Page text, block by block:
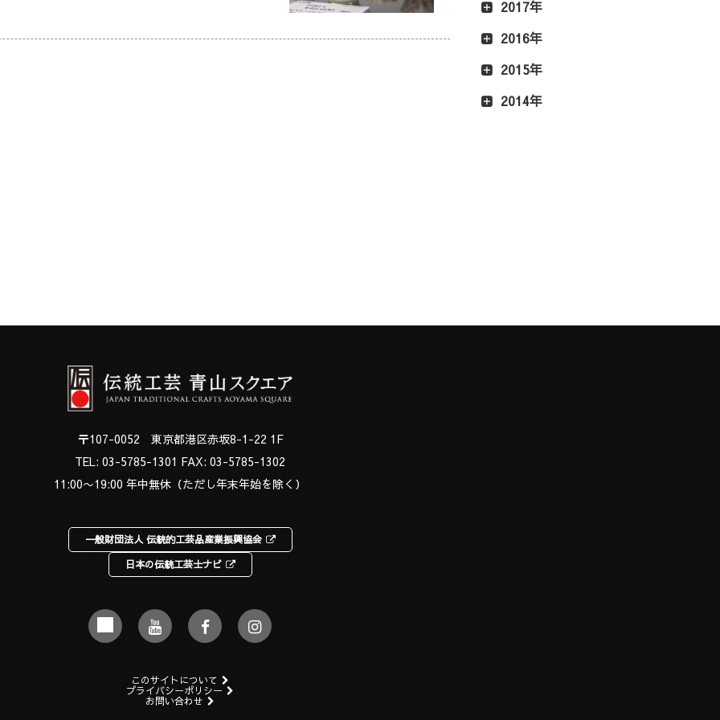
2017年
2016年
2015年
2014年
〒107-0052 東京都港区赤坂8-1-22 1F
TEL: 03-5785-1301 FAX: 03-5785-1302
11:00〜19:00 年中無休（ただし年末年始を除く）
一般財団法人 伝統的工芸品産業振興協会
日本の伝統工芸士ナビ
このサイトについて
プライバシーポリシー
お問い合わせ